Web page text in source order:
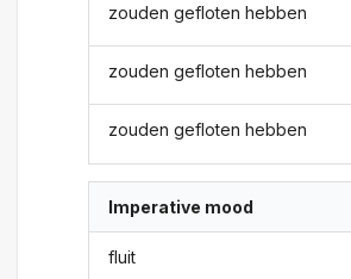
zouden gefloten hebben
zouden gefloten hebben
zouden gefloten hebben
Imperative mood
fluit